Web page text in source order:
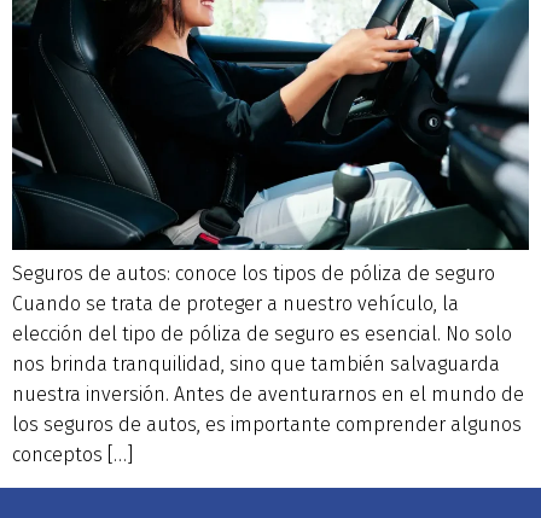
Seguros de autos: conoce los tipos de póliza de seguro
Cuando se trata de proteger a nuestro vehículo, la
elección del tipo de póliza de seguro es esencial. No solo
nos brinda tranquilidad, sino que también salvaguarda
nuestra inversión. Antes de aventurarnos en el mundo de
los seguros de autos, es importante comprender algunos
conceptos […]